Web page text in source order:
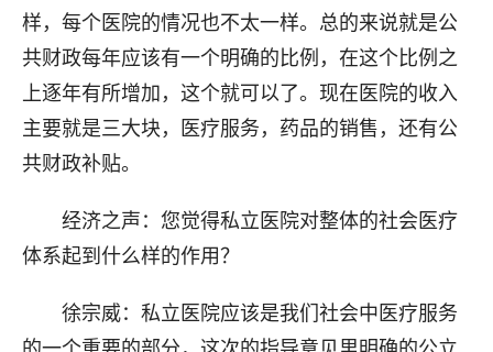
样，每个医院的情况也不太一样。总的来说就是公
共财政每年应该有一个明确的比例，在这个比例之
上逐年有所增加，这个就可以了。现在医院的收入
主要就是三大块，医疗服务，药品的销售，还有公
共财政补贴。
经济之声：您觉得私立医院对整体的社会医疗
体系起到什么样的作用？
徐宗威：私立医院应该是我们社会中医疗服务